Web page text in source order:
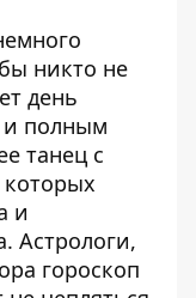
никто не
день
полным
танец с
и
Астрологи,
гороскоп